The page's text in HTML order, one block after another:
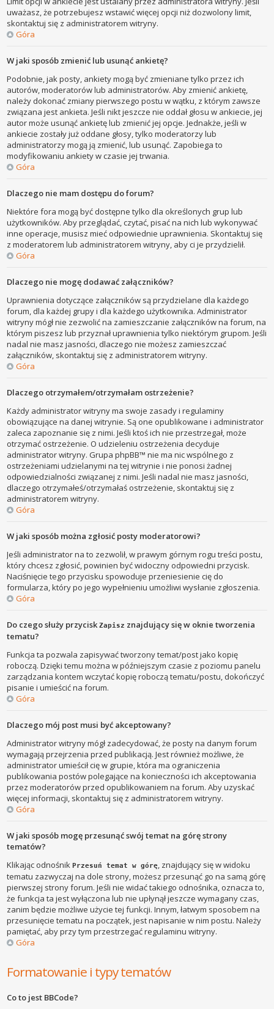
uważasz, że potrzebujesz wstawić więcej opcji niż dozwolony limit,
skontaktuj się z administratorem witryny.
Góra
W jaki sposób zmienić lub usunąć ankietę?
Podobnie, jak posty, ankiety mogą być zmieniane tylko przez ich
autorów, moderatorów lub administratorów. Aby zmienić ankietę,
należy dokonać zmiany pierwszego postu w wątku, z którym zawsze
związana jest ankieta. Jeśli nikt jeszcze nie oddał głosu w ankiecie, jej
autor może usunąć ankietę lub zmienić jej opcje. Jednakże, jeśli w
ankiecie zostały już oddane głosy, tylko moderatorzy lub
administratorzy mogą ją zmienić, lub usunąć. Zapobiega to
modyfikowaniu ankiety w czasie jej trwania.
Góra
Dlaczego nie mam dostępu do forum?
Niektóre fora mogą być dostępne tylko dla określonych grup lub
użytkowników. Aby przeglądać, czytać, pisać na nich lub wykonywać
inne operacje, musisz mieć odpowiednie uprawnienia. Skontaktuj się
z moderatorem lub administratorem witryny, aby ci je przydzielił.
Góra
Dlaczego nie mogę dodawać załączników?
Uprawnienia dotyczące załączników są przydzielane dla każdego
forum, dla każdej grupy i dla każdego użytkownika. Administrator
witryny mógł nie zezwolić na zamieszczanie załączników na forum, na
którym piszesz lub przyznał uprawnienia tylko niektórym grupom. Jeśli
nadal nie masz jasności, dlaczego nie możesz zamieszczać
załączników, skontaktuj się z administratorem witryny.
Góra
Dlaczego otrzymałem/otrzymałam ostrzeżenie?
Każdy administrator witryny ma swoje zasady i regulaminy
obowiązujące na danej witrynie. Są one opublikowane i administrator
zaleca zapoznanie się z nimi. Jeśli ktoś ich nie przestrzegał, może
otrzymać ostrzeżenie. O udzieleniu ostrzeżenia decyduje
administrator witryny. Grupa phpBB™ nie ma nic wspólnego z
ostrzeżeniami udzielanymi na tej witrynie i nie ponosi żadnej
odpowiedzialności związanej z nimi. Jeśli nadal nie masz jasności,
dlaczego otrzymałeś/otrzymałaś ostrzeżenie, skontaktuj się z
administratorem witryny.
Góra
W jaki sposób można zgłosić posty moderatorowi?
Jeśli administrator na to zezwolił, w prawym górnym rogu treści postu,
który chcesz zgłosić, powinien być widoczny odpowiedni przycisk.
Naciśnięcie tego przycisku spowoduje przeniesienie cię do
formularza, który po jego wypełnieniu umożliwi wysłanie zgłoszenia.
Góra
Do czego służy przyciskZapisz znajdujący się w oknie tworzenia
tematu?
Funkcja ta pozwala zapisywać tworzony temat/post jako kopię
roboczą. Dzięki temu można w późniejszym czasie z poziomu panelu
zarządzania kontem wczytać kopię roboczą tematu/postu, dokończyć
pisanie i umieścić na forum.
Góra
Dlaczego mój post musi być akceptowany?
Administrator witryny mógł zadecydować, że posty na danym forum
wymagają przejrzenia przed publikacją. Jest również możliwe, że
administrator umieścił cię w grupie, która ma ograniczenia
publikowania postów polegające na konieczności ich akceptowania
przez moderatorów przed opublikowaniem na forum. Aby uzyskać
więcej informacji, skontaktuj się z administratorem witryny.
Góra
W jaki sposób mogę przesunąć swój temat na górę strony
tematów?
Klikając odnośnikPrzesuń temat w górę, znajdujący się w widoku
tematu zazwyczaj na dole strony, możesz przesunąć go na samą górę
pierwszej strony forum. Jeśli nie widać takiego odnośnika, oznacza to,
że funkcja ta jest wyłączona lub nie upłynął jeszcze wymagany czas,
zanim będzie możliwe użycie tej funkcji. Innym, łatwym sposobem na
przesunięcie tematu na początek, jest napisanie w nim postu. Należy
pamiętać, aby przy tym przestrzegać regulaminu witryny.
Góra
Formatowanie i typy tematów
Co to jest BBCode?